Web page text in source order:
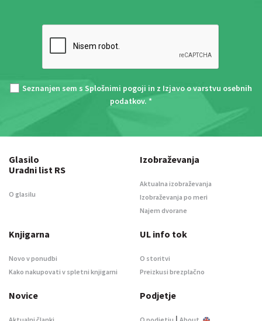
Seznanjen sem s Splošnimi pogoji in z Izjavo o varstvu osebnih
podatkov. *
Glasilo
Uradni list RS
O glasilu
Izobraževanja
Aktualna izobraževanja
Izobraževanja po meri
Najem dvorane
Knjigarna
Novo v ponudbi
Kako nakupovati v spletni knjigarni
UL info tok
O storitvi
Preizkusi brezplačno
Novice Podjetje